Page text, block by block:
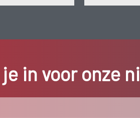
in voor onze